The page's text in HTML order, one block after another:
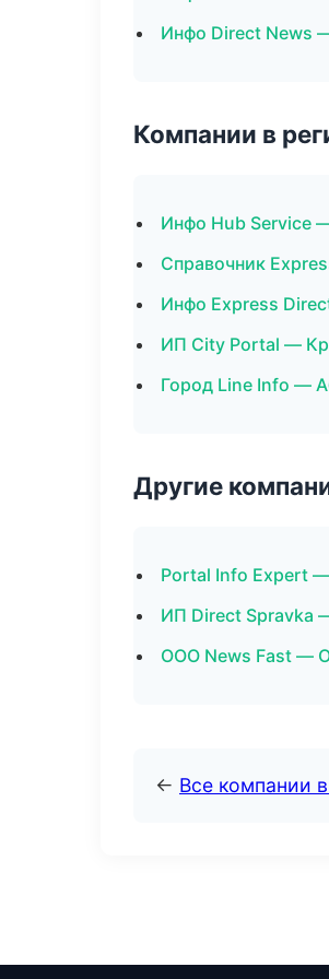
Инфо Direct News
Компании в
Инфо Hub Service
Справочник
Инфо Express
ИП City Portal —
Город Line Info —
Другие
Portal Info Expert
ИП Direct Spravka
ООО News Fast —
← Все компании